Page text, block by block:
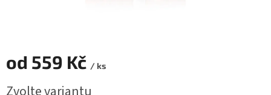
od 559 Kč / ks